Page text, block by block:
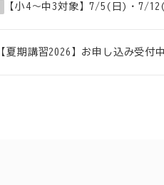
【小4～中3対象】7/5(日)・7/
【夏期講習2026】お申し込み受付